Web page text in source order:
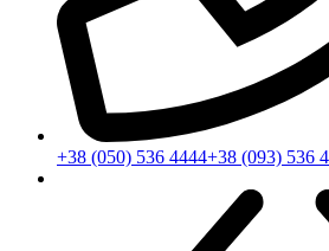
+38 (050) 536 4444+38 (093) 536